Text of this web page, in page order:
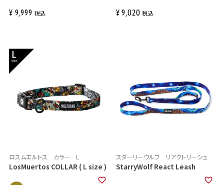
¥ 9,999 税込 ¥ 9,020 税込
ロスムエルトス カラー L
LosMuertos COLLAR ( L size )
スターリーウルフ リアクトリーシュ
StarryWolf React Leash